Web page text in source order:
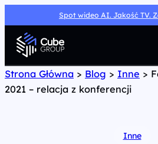
Spot wideo AI. Jakość TV.
Usługi
Jak możemy pomóc
Strona Główna > Blog > Inne >
2021 – relacja z konferencji
Inne